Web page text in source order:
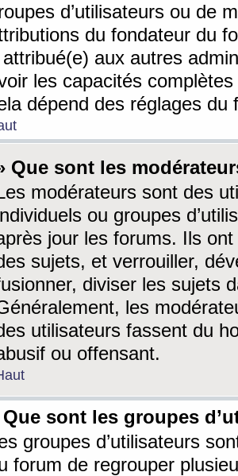
d’utilisateurs ou de
du fondateur du
attribué(e) aux autres
les capacités
dépend des réglages du
Que sont les
modérateurs sont des
ou groupes
jour les forums. Ils ont
sujets, et verrouiller,
diviser les sujets
les
utilisateurs fassent du
ou offensant.
Que sont les groupes
groupes d’utilisateurs
forum de regrouper